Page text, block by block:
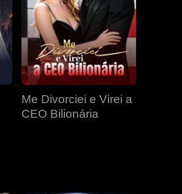
EP 37 EP 38 EP 39
EP 40Me Divorciei e Virei a
CEO Bilionária